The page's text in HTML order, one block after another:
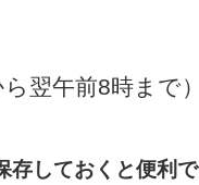
翌午前8時まで）
存しておくと便利で